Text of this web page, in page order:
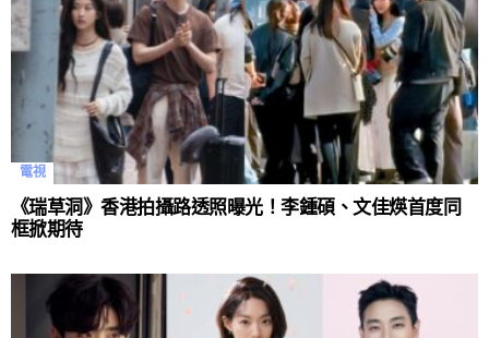
電視
《瑞草洞》香港拍攝路透照曝光！李鍾碩、文佳煐首度同
框掀期待